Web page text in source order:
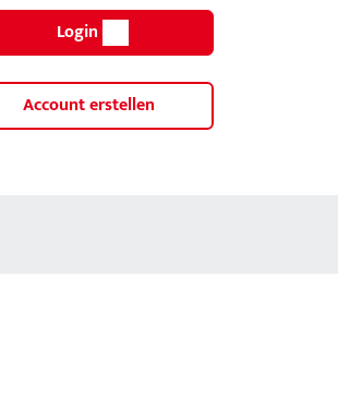
Login
Account erstellen